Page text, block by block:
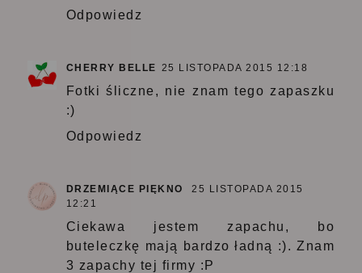
Odpowiedz
CHERRY BELLE 25 LISTOPADA 2015 12:18
Fotki śliczne, nie znam tego zapaszku
:)
Odpowiedz
DRZEMIĄCE PIĘKNO
25 LISTOPADA 2015
12:21
Ciekawa jestem zapachu, bo
buteleczkę mają bardzo ładną :). Znam
3 zapachy tej firmy :P